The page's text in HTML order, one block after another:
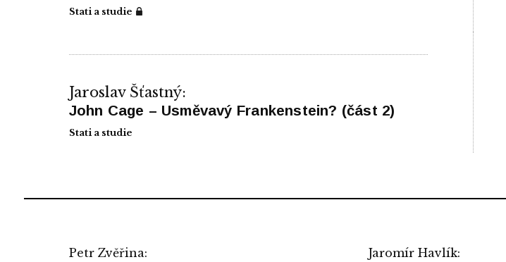
Stati a studie
Jaroslav Šťastný:
John Cage – Usměvavý Frankenstein? (část 2)
Stati a studie
Petr Zvěřina: Jaromír Havlík: